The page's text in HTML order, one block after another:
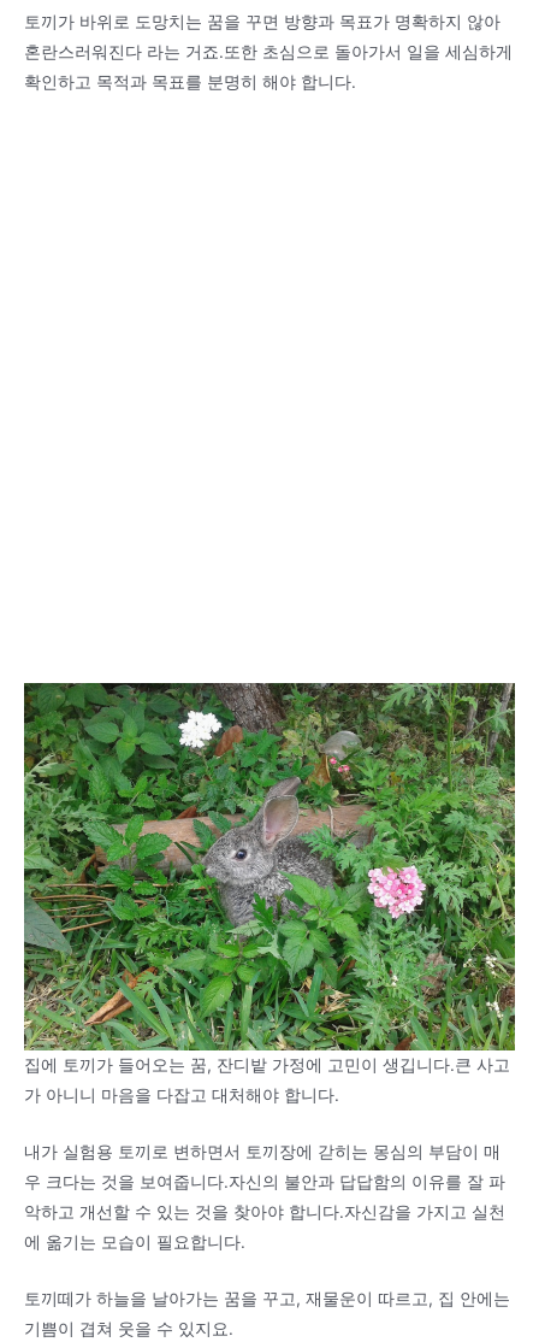
토끼가 바위로 도망치는 꿈을 꾸면 방향과 목표가 명확하지 않아
혼란스러워진다 라는 거죠.또한 초심으로 돌아가서 일을 세심하게
확인하고 목적과 목표를 분명히 해야 합니다.
집에 토끼가 들어오는 꿈, 잔디밭 가정에 고민이 생깁니다.큰 사고
가 아니니 마음을 다잡고 대처해야 합니다.
내가 실험용 토끼로 변하면서 토끼장에 갇히는 몽심의 부담이 매
우 크다는 것을 보여줍니다.자신의 불안과 답답함의 이유를 잘 파
악하고 개선할 수 있는 것을 찾아야 합니다.자신감을 가지고 실천
에 옮기는 모습이 필요합니다.
토끼떼가 하늘을 날아가는 꿈을 꾸고, 재물운이 따르고, 집 안에는
기쁨이 겹쳐 웃을 수 있지요.